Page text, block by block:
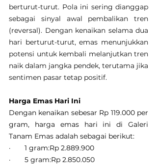
berturut-turut. Pola ini sering dianggap
sebagai sinyal awal pembalikan tren
(reversal). Dengan kenaikan selama dua
hari berturut-turut, emas menunjukkan
potensi untuk kembali melanjutkan tren
naik dalam jangka pendek, terutama jika
sentimen pasar tetap positif.
Harga Emas Hari Ini
Dengan kenaikan sebesar Rp 119.000 per
gram, harga emas hari ini di Galeri
Tanam Emas adalah sebagai berikut:
·       1 gram:Rp 2.889.900
·       5 gram:Rp 2.850.050